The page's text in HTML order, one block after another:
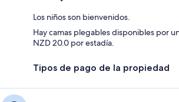
Los niños son bienvenidos.
Hay camas plegables disponibles por
NZD 20.0 por estadía.
Tipos de pago de la propiedad